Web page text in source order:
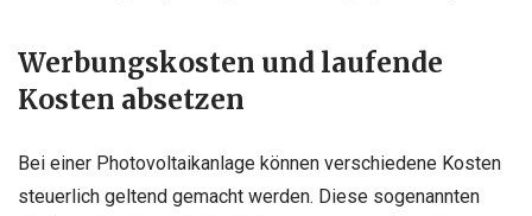
Werbungskosten und laufende
Kosten absetzen
Bei einer Photovoltaikanlage können verschiedene Kosten
steuerlich geltend gemacht werden. Diese sogenannten